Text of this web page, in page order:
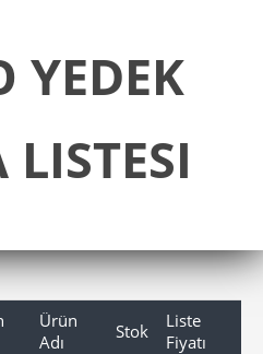
YEDEK
LISTESI
Ürün
Adı
Stok
Liste
Fiyatı